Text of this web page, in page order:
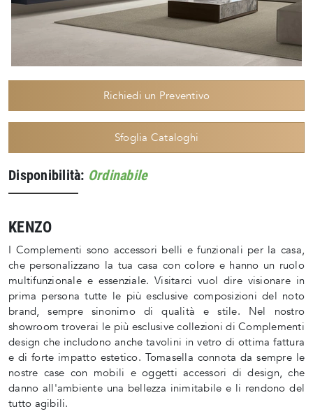
Richiedi un Preventivo
Sfoglia Cataloghi
Disponibilità: Ordinabile
KENZO
I Complementi sono accessori belli e funzionali per la casa,
che personalizzano la tua casa con colore e hanno un ruolo
multifunzionale e essenziale. Visitarci vuol dire visionare in
prima persona tutte le più esclusive composizioni del noto
brand, sempre sinonimo di qualità e stile. Nel nostro
showroom troverai le più esclusive collezioni di Complementi
design che includono anche tavolini in vetro di ottima fattura
e di forte impatto estetico. Tomasella connota da sempre le
nostre case con mobili e oggetti accessori di design, che
danno all'ambiente una bellezza inimitabile e li rendono del
tutto agibili.